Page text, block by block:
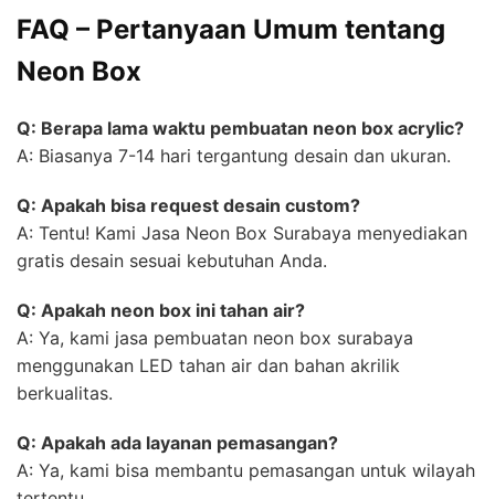
FAQ – Pertanyaan Umum tentang
Neon Box
Q: Berapa lama waktu pembuatan neon box acrylic?
A: Biasanya 7-14 hari tergantung desain dan ukuran.
Q: Apakah bisa request desain custom?
A: Tentu! Kami Jasa Neon Box Surabaya menyediakan
gratis desain sesuai kebutuhan Anda.
Q: Apakah neon box ini tahan air?
A: Ya, kami jasa pembuatan neon box surabaya
menggunakan LED tahan air dan bahan akrilik
berkualitas.
Q: Apakah ada layanan pemasangan?
A: Ya, kami bisa membantu pemasangan untuk wilayah